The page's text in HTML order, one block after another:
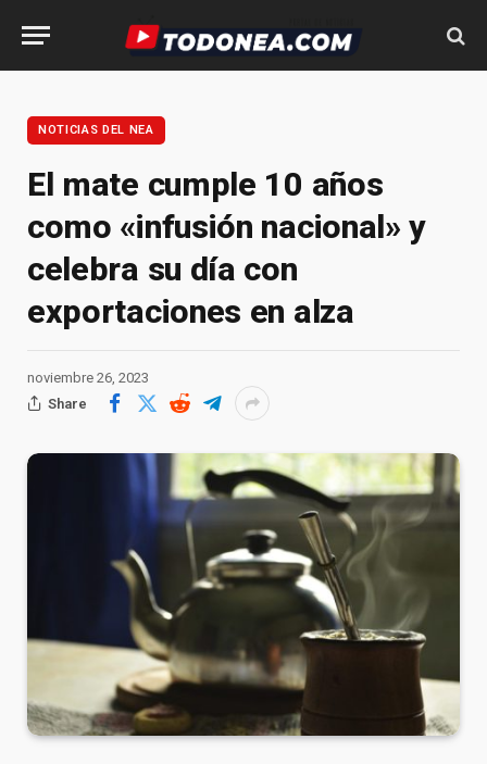
NOTICIAS DEL NEA
El mate cumple 10 años
como «infusión nacional» y
celebra su día con
exportaciones en alza
noviembre 26, 2023
Share